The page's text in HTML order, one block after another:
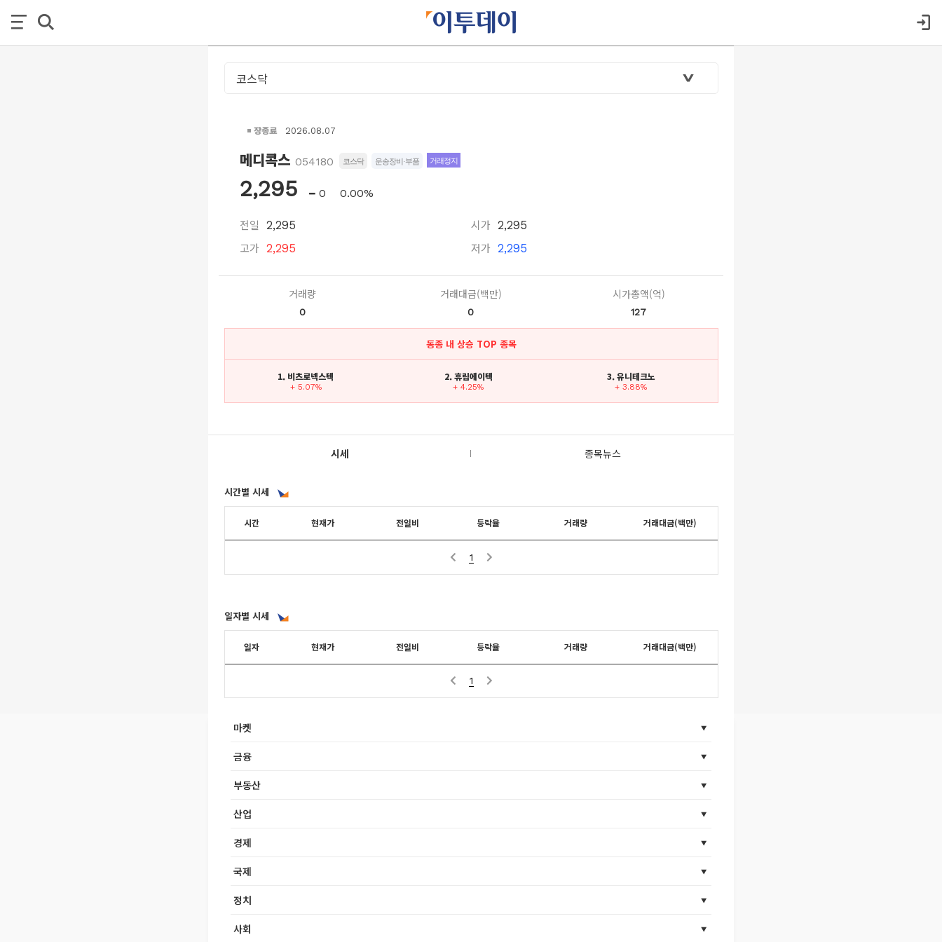
장종료 2026.08.07
메디콕스 054180 코스닥 운송장비·부품 거래정지
2,295 0 0.00%
전일 2,295
고가 2,295
시가 2,295
저가 2,295
거래량
0
거래대금(백만)
0
시가총액(억)
127
동종 내 상승 TOP 종목
1. 비츠로넥스텍
+ 5.07%
2. 휴림에이텍
+ 4.25%
3. 유니테크노
+ 3.88%
시세 종목뉴스
시간별 시세
시간 현재가 전일비 등락율 거래량 거래대금(백만)
1
일자별 시세
일자 현재가 전일비 등락율 거래량 거래대금(백만)
1
마켓
금융
부동산
산업
경제
국제
정치
사회